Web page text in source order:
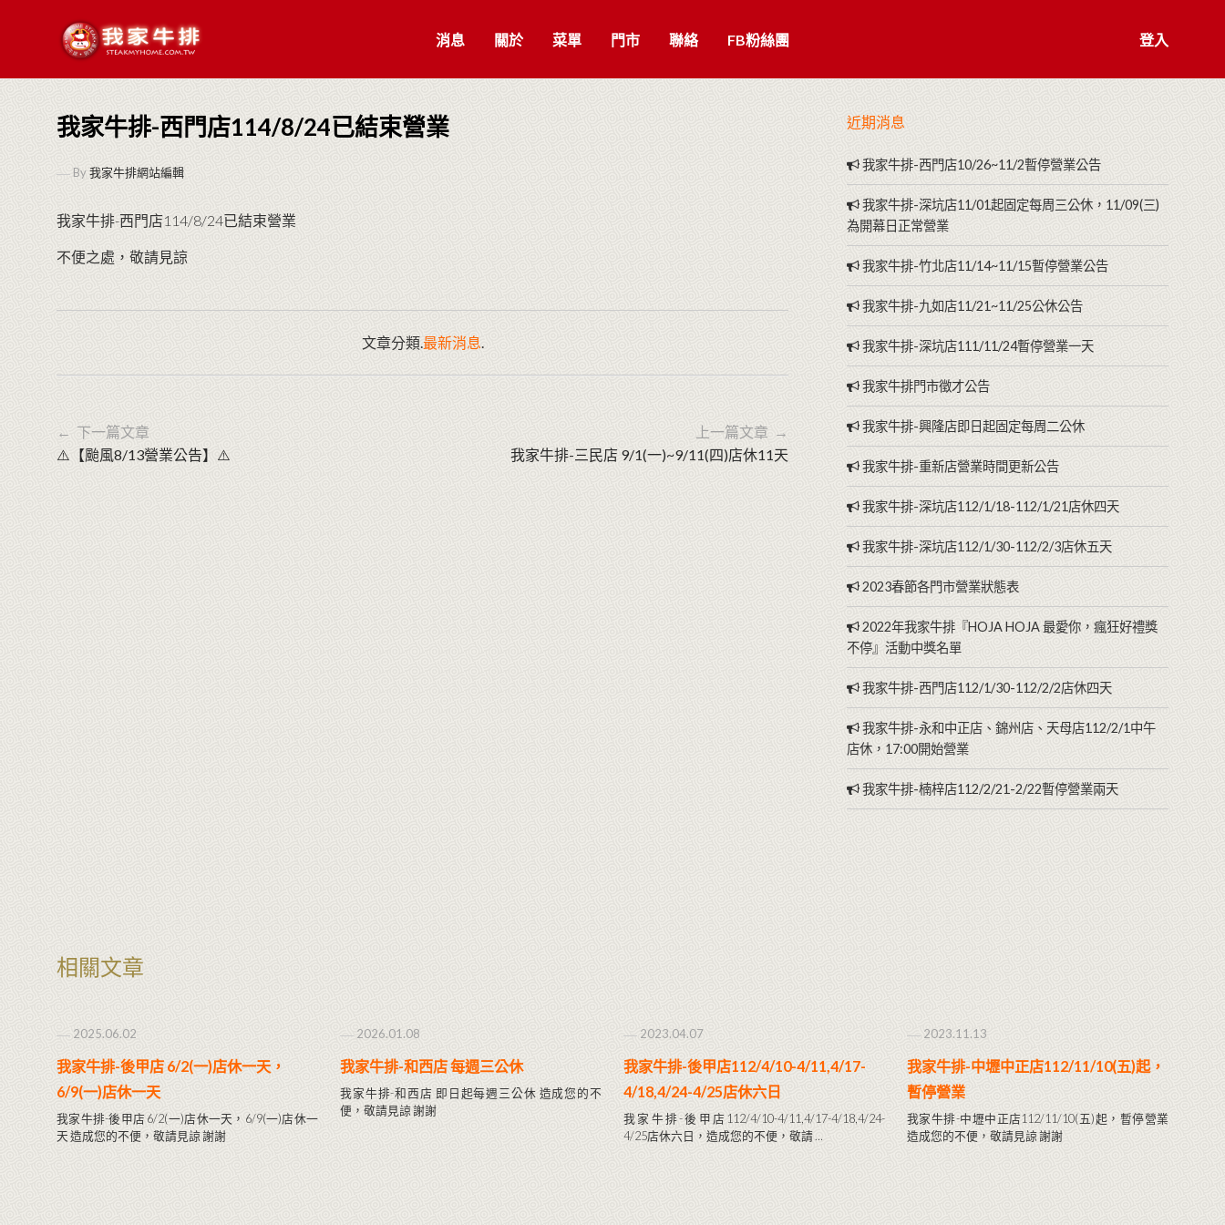
消息 關於 菜單 門市 聯絡 FB粉絲團 登入
我家牛排-西門店114/8/24已結束營業
By我家牛排網站編輯
我家牛排-西門店114/8/24已結束營業
不便之處，敬請見諒
文章分類.最新消息.
← 下一篇文章
⚠️【颱風8/13營業公告】⚠️
上一篇文章 →
我家牛排-三民店 9/1(一)~9/11(四)店休11天
近期消息
我家牛排-西門店10/26~11/2暫停營業公告
我家牛排-深坑店11/01起固定每周三公休，11/09(三)
為開幕日正常營業
我家牛排-竹北店11/14~11/15暫停營業公告
我家牛排-九如店11/21~11/25公休公告
我家牛排-深坑店111/11/24暫停營業一天
我家牛排門市徵才公告
我家牛排-興隆店即日起固定每周二公休
我家牛排-重新店營業時間更新公告
我家牛排-深坑店112/1/18-112/1/21店休四天
我家牛排-深坑店112/1/30-112/2/3店休五天
2023春節各門市營業狀態表
2022年我家牛排『HOJA HOJA 最愛你，瘋狂好禮獎
不停』活動中獎名單
我家牛排-西門店112/1/30-112/2/2店休四天
我家牛排-永和中正店、錦州店、天母店112/2/1中午
店休，17:00開始營業
我家牛排-楠梓店112/2/21-2/22暫停營業兩天
相關文章
2025.06.02
我家牛排-後甲店 6/2(一)店休一天，
6/9(一)店休一天
我家牛排-後甲店 6/2(一)店休一天，6/9(一)店休一
天 造成您的不便，敬請見諒 謝謝
2026.01.08
我家牛排-和西店 每週三公休
我家牛排-和西店 即日起每週三公休 造成您的不
便，敬請見諒 謝謝
2023.04.07
我家牛排-後甲店112/4/10-4/11,4/17-
4/18,4/24-4/25店休六日
我家牛排-後甲店112/4/10-4/11,4/17-4/18,4/24-
4/25店休六日，造成您的不便，敬請 …
2023.11.13
我家牛排-中壢中正店112/11/10(五)起，
暫停營業
我家牛排-中壢中正店112/11/10(五)起，暫停營業
造成您的不便，敬請見諒 謝謝